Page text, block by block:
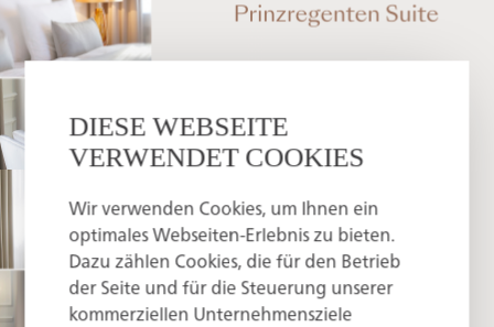
DIESE WEBSEITE
VERWENDET COOKIES
Wir verwenden Cookies, um Ihnen ein
optimales Webseiten-Erlebnis zu bieten.
Dazu zählen Cookies, die für den Betrieb
der Seite und für die Steuerung unserer
kommerziellen Unternehmensziele